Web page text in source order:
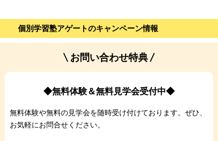
個別学習塾アゲートのキャンペーン情報
お問い合わせ特典
◆無料体験＆無料見学会受付中◆
無料体験や無料の見学会を随時受け付けております。ぜひ、
お気軽にお問合せください。